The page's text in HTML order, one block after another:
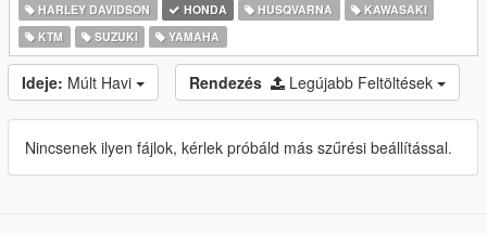
HARLEY DAVIDSON
HONDA HUSQVARNA
KAWASAKI
KTM
SUZUKI YAMAHA
Ideje: Múlt Havi Rendezés Legújabb Feltöltések
Nincsenek ilyen fájlok, kérlek próbáld más szűrési beállítással.